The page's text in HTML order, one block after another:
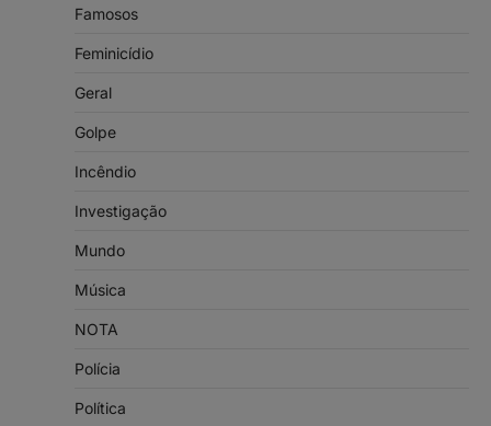
Famosos
Feminicídio
Geral
Golpe
Incêndio
Investigação
Mundo
Música
NOTA
Polícia
Política